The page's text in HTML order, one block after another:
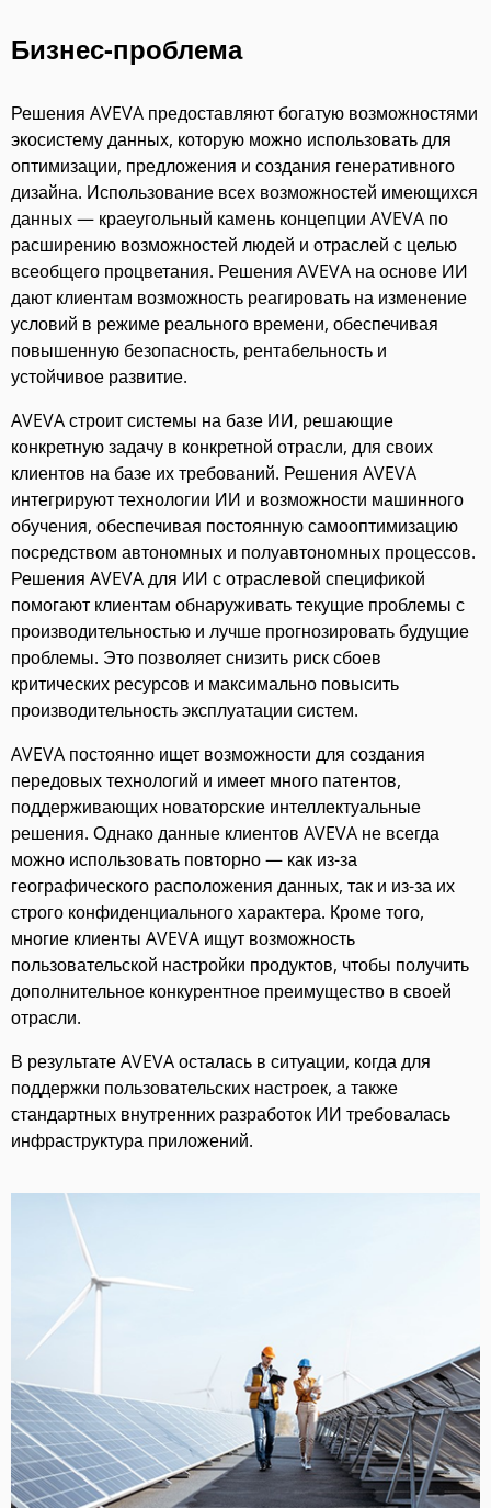
Бизнес-проблема
Решения AVEVA предоставляют богатую возможностями
экосистему данных, которую можно использовать для
оптимизации, предложения и создания генеративного
дизайна. Использование всех возможностей имеющихся
данных — краеугольный камень концепции AVEVA по
расширению возможностей людей и отраслей с целью
всеобщего процветания. Решения AVEVA на основе ИИ
дают клиентам возможность реагировать на изменение
условий в режиме реального времени, обеспечивая
повышенную безопасность, рентабельность и
устойчивое развитие.
AVEVA строит системы на базе ИИ, решающие
конкретную задачу в конкретной отрасли, для своих
клиентов на базе их требований. Решения AVEVA
интегрируют технологии ИИ и возможности машинного
обучения, обеспечивая постоянную самооптимизацию
посредством автономных и полуавтономных процессов.
Решения AVEVA для ИИ с отраслевой спецификой
помогают клиентам обнаруживать текущие проблемы с
производительностью и лучше прогнозировать будущие
проблемы. Это позволяет снизить риск сбоев
критических ресурсов и максимально повысить
производительность эксплуатации систем.
AVEVA постоянно ищет возможности для создания
передовых технологий и имеет много патентов,
поддерживающих новаторские интеллектуальные
решения. Однако данные клиентов AVEVA не всегда
можно использовать повторно — как из-за
географического расположения данных, так и из-за их
строго конфиденциального характера. Кроме того,
многие клиенты AVEVA ищут возможность
пользовательской настройки продуктов, чтобы получить
дополнительное конкурентное преимущество в своей
отрасли.
В результате AVEVA осталась в ситуации, когда для
поддержки пользовательских настроек, а также
стандартных внутренних разработок ИИ требовалась
инфраструктура приложений.